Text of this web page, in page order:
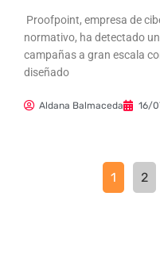
Proofpoint, empresa de
normativo, ha detectado
campañas a gran escala
diseñado
Aldana Balmaceda 16/
1 2